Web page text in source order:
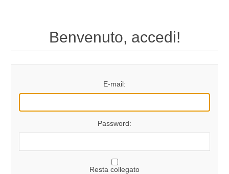
Benvenuto, accedi!
E-mail:
Password:
Resta collegato